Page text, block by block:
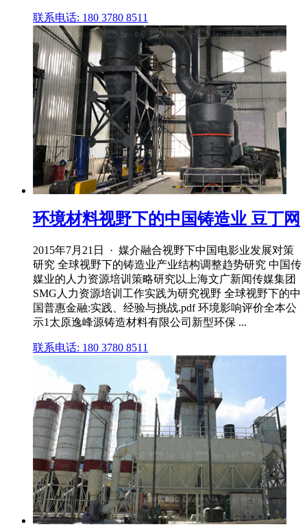
联系电话: 180 3780 8511
环境材料视野下的中国铸造业 豆丁网
2015年7月21日 · 媒介融合视野下中国电影业发展对策
研究 全球视野下的铸造业产业结构调整趋势研究 中国传
媒业的人力资源培训策略研究以上海文广新闻传媒集团
SMG人力资源培训工作实践为研究视野 全球视野下的中
国普惠金融:实践、经验与挑战.pdf 环境影响评价全本公
示1太原逸峰源铸造材料有限公司新型环保 ...
联系电话: 180 3780 8511